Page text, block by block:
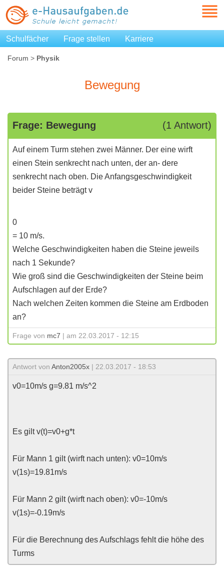
Schulfächer Frage stellen Karriere
Forum > Physik
Bewegung
Frage: Bewegung (1 Antwort)
Auf einem Turm stehen zwei Männer. Der eine wirft
einen Stein senkrecht nach unten, der an- dere
senkrecht nach oben. Die Anfangsgeschwindigkeit
beider Steine beträgt v
0
= 10 m/s.
Welche Geschwindigkeiten haben die Steine jeweils
nach 1 Sekunde?
Wie groß sind die Geschwindigkeiten der Steine beim
Aufschlagen auf der Erde?
Nach welchen Zeiten kommen die Steine am Erdboden
an?
Frage von mc7 | am 22.03.2017 - 12:15
Antwort von Anton2005x | 22.03.2017 - 18:53
v0=10m/s g=9.81 m/s^2
Es gilt v(t)=v0+g*t
Für Mann 1 gilt (wirft nach unten): v0=10m/s
v(1s)=19.81m/s
Für Mann 2 gilt (wirft nach oben): v0=-10m/s
v(1s)=-0.19m/s
Für die Berechnung des Aufschlags fehlt die höhe des
Turms